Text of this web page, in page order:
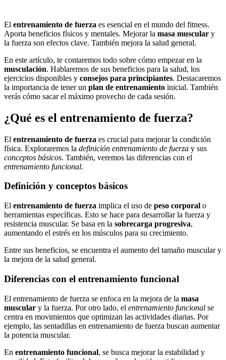
El entrenamiento de fuerza es esencial en el mundo del fitness.
Aporta beneficios físicos y mentales. Mejorar la masa muscular y
la fuerza son efectos clave. También mejora la salud general.
En este artículo, te contaremos todo sobre cómo empezar en la
musculación. Hablaremos de sus beneficios para la salud, los
ejercicios disponibles y consejos para principiantes. Destacaremos
la importancia de tener un plan de entrenamiento inicial. También
verás cómo sacar el máximo provecho de cada sesión.
¿Qué es el entrenamiento de fuerza?
El entrenamiento de fuerza es crucial para mejorar la condición
física. Exploraremos la definición entrenamiento de fuerza y sus
conceptos básicos. También, veremos las diferencias con el
entrenamiento funcional.
Definición y conceptos básicos
El entrenamiento de fuerza implica el uso de peso corporal o
herramientas específicas. Esto se hace para desarrollar la fuerza y
resistencia muscular. Se basa en la sobrecarga progresiva,
aumentando el estrés en los músculos para su crecimiento.
Entre sus beneficios, se encuentra el aumento del tamaño muscular y
la mejora de la salud general.
Diferencias con el entrenamiento funcional
El entrenamiento de fuerza se enfoca en la mejora de la masa
muscular y la fuerza. Por otro lado, el entrenamiento funcional se
centra en movimientos que optimizan las actividades diarias. Por
ejemplo, las sentadillas en entrenamiento de fuerza buscan aumentar
la potencia muscular.
En entrenamiento funcional, se busca mejorar la estabilidad y